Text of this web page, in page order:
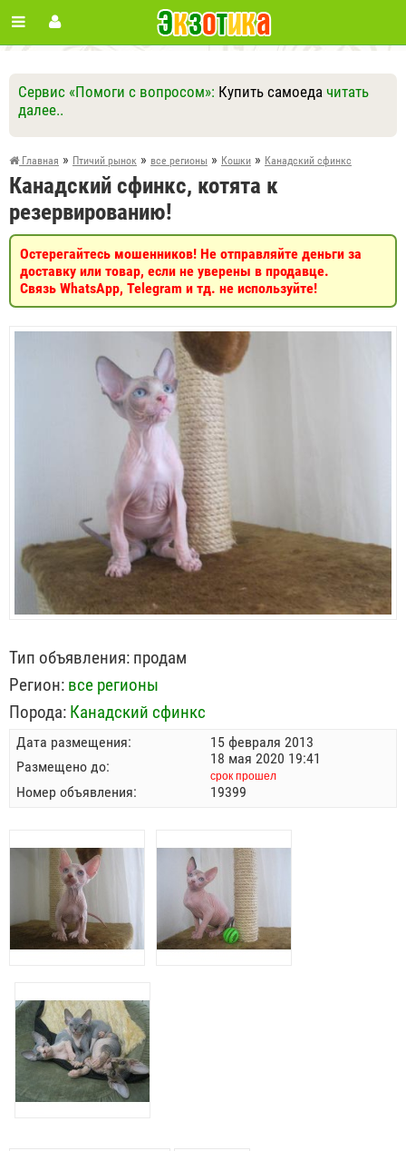
Сервис «Помоги с вопросом»: Купить самоеда читать
далее..
Ответить Другие вопросы
Задать вопрос
Главная » Птичий рынок » все регионы » Кошки » Канадский сфинкс
Канадский сфинкс, котята к
резервированию!
Остерегайтесь мошенников! Не отправляйте деньги за
доставку или товар, если не уверены в продавце.
Связь WhatsApp, Telegram и тд. не используйте!
Тип объявления: продам
Регион: все регионы
Порода: Канадский сфинкс
Дата размещения:
15 февраля 2013
Размещено до:
18 мая 2020 19:41
срок прошел
Номер объявления: 19399